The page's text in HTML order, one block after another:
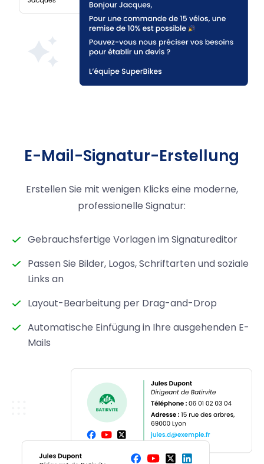
E-Mail-Signatur-Erstellung
Erstellen Sie mit wenigen Klicks eine moderne,
professionelle Signatur:
Gebrauchsfertige Vorlagen im Signatureditor
Passen Sie Bilder, Logos, Schriftarten und soziale
Links an
Layout-Bearbeitung per Drag-and-Drop
Automatische Einfügung in Ihre ausgehenden E-
Mails